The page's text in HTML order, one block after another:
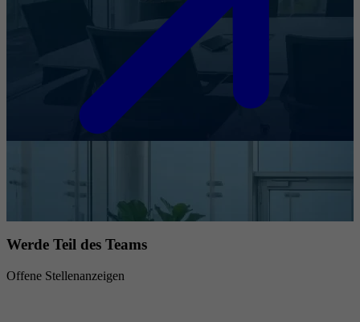
Werde Teil des Teams
Offene Stellenanzeigen